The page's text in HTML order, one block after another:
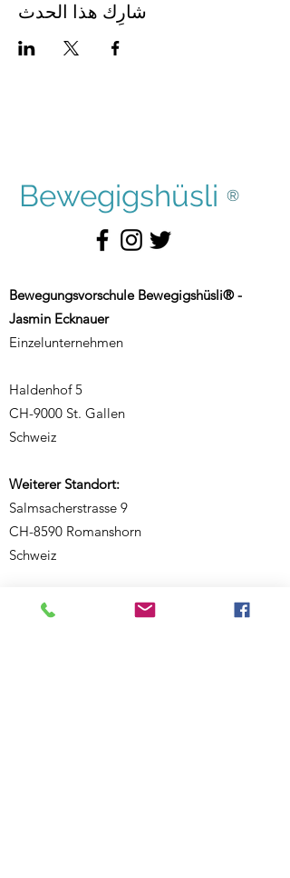
شارِك هذا الحدث
Bewegigshüsli ®
Bewegungsvorschule Bewegigshüsli® -
Jasmin Ecknauer
Einzelunternehmen
Haldenhof 5
CH-9000 St. Gallen
Schweiz
Weiterer Standort:
Salmsacherstrasse 9
CH-8590 Romanshorn
Schweiz
Telefon:
+41 77 468 08 46